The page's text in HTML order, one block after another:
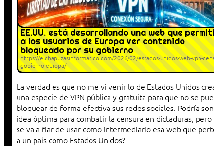
EE.UU. está desarrollando una web que
a los usuarios de Europa ver contenido
bloqueado por su gobierno
https://elchapuzasinformatico.com/2026/02/estados-unidos-web-vpn-
gobierno-europa/
La verdad es que no me vi venir lo de Estados Unidos
una especie de VPN pública y gratuita para que no se
bloquear de forma efectiva sus redes sociales. Podría
idea óptima para combatir la censura en dictaduras, pero
se va a fiar de usar como intermediario esa web que
a un país como Estados Unidos?